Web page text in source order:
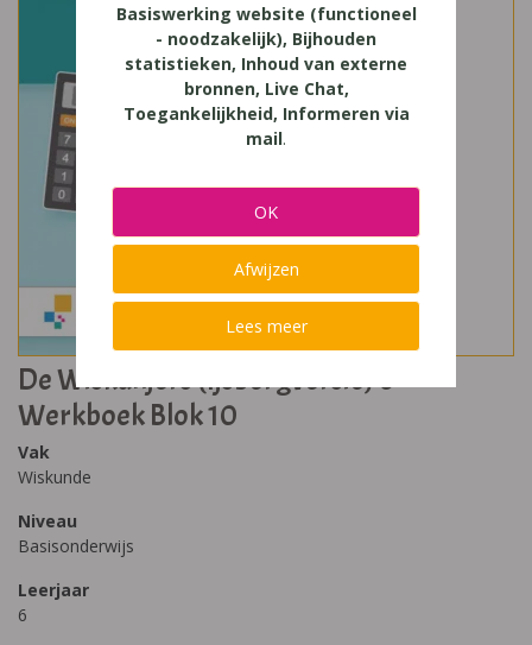
De Wiskanjers (Ijsbergversie) 6
Werkboek Blok 10
Vak
Wiskunde
Niveau
Basisonderwijs
Leerjaar
6
Basiswerking website (functioneel
- noodzakelijk), Bijhouden
statistieken, Inhoud van externe
bronnen, Live Chat,
Toegankelijkheid, Informeren via
mail.
OK
Afwijzen
Lees meer